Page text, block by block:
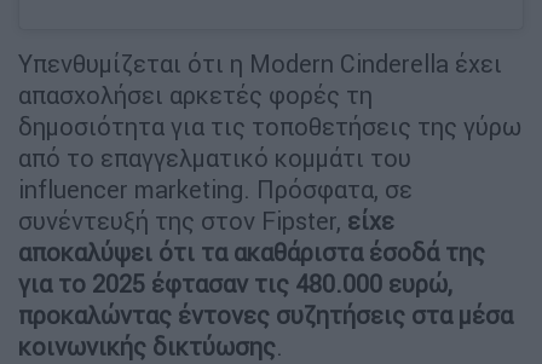
Υπενθυμίζεται ότι η Modern Cinderella έχει
απασχολήσει αρκετές φορές τη
δημοσιότητα για τις τοποθετήσεις της γύρω
από το επαγγελματικό κομμάτι του
influencer marketing. Πρόσφατα, σε
συνέντευξή της στον Fipster, είχε
αποκαλύψει ότι τα ακαθάριστα έσοδά της
για το 2025 έφτασαν τις 480.000 ευρώ,
προκαλώντας έντονες συζητήσεις στα μέσα
κοινωνικής δικτύωσης.